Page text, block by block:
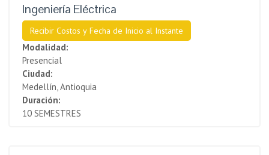
Ingeniería Eléctrica
Recibir Costos y Fecha de Inicio al Instante
Modalidad:
Presencial
Ciudad:
Medellín, Antioquia
Duración:
10 SEMESTRES